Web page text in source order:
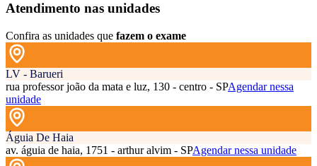
Atendimento nas unidades
Confira as unidades que fazem o exame
LV - Barueri
rua professor joão da mata e luz, 130 - centro - SPAgendar nessa
unidade
Águia De Haia
av. águia de haia, 1751 - arthur alvim - SPAgendar nessa unidade